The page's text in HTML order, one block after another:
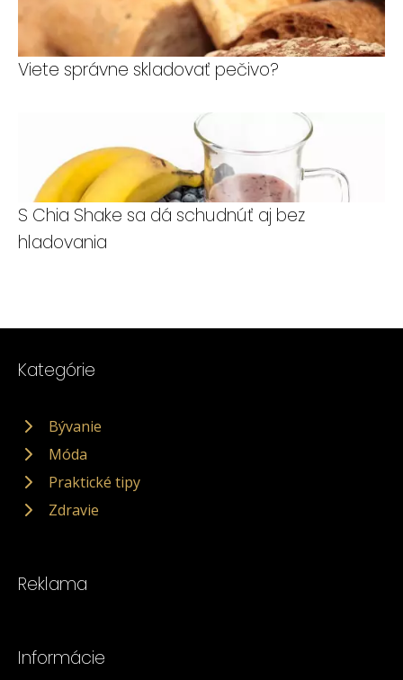
Viete správne skladovať pečivo?
S Chia Shake sa dá schudnúť aj bez
hladovania
Kategórie
Bývanie
Móda
Praktické tipy
Zdravie
Reklama
Informácie